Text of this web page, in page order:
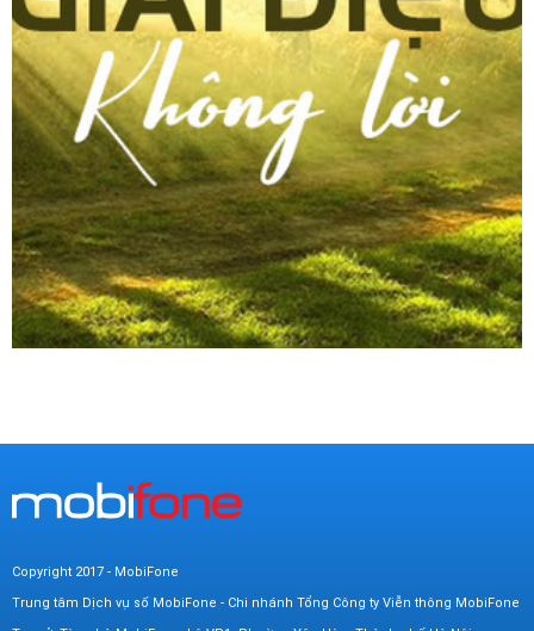
Copyright 2017 - MobiFone
Trung tâm Dịch vụ số MobiFone - Chi nhánh Tổng Công ty Viễn thông MobiFone